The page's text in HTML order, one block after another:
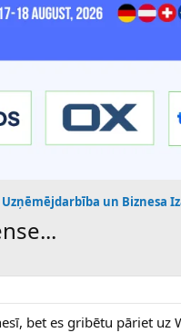
bet es gribētu pāriet uz